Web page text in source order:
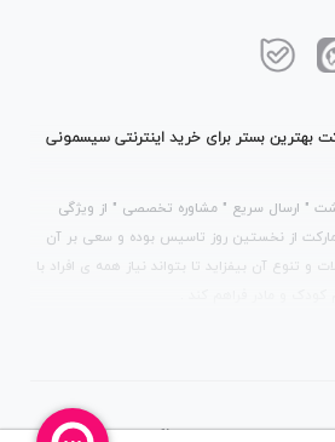
بهترین بستر برای خرید اینترنتی سیسمونی
" ارسال سریع " مشاوره تخصصی " از ویژگی
از نخستین روز تاسیس بوده و سعی بر آن
و تنوع آن بیفزاید تا بتواند نیاز همه ی افراد با
مقاصد غیرتجاری و با ذکر منبع بلامانع است.